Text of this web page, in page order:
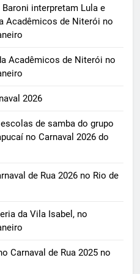
interpretam Lula e
Acadêmicos de Niterói no
Acadêmicos de Niterói no
2026
de samba do grupo
no Carnaval 2026 do
de Rua 2026 no Rio de
da Vila Isabel, no
Carnaval de Rua 2025 no